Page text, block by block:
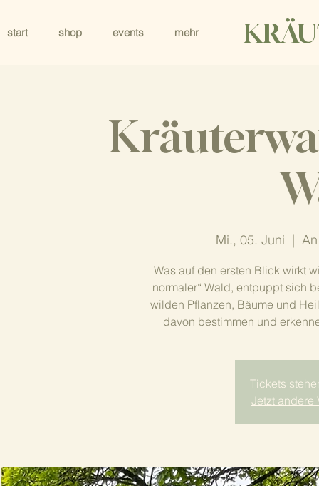
start shop events mehr
Mi., 05. Juni
  |
Was auf den ersten Blick wirkt
normaler“ Wald, entpuppt sich
wilden Pflanzen, Bäume und
davon bestimmen und
Tickets
Jetzt andere